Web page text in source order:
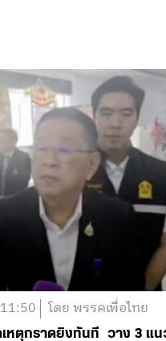
โดย พรรคเพื่อไทย
หตุกราดยิงทันที วาง 3 แน